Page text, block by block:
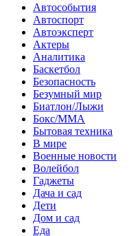
Автособытия
Автоспорт
Автоэксперт
Актеры
Аналитика
Баскетбол
Безопасность
Безумный мир
Биатлон/Лыжи
Бокс/MMA
Бытовая техника
В мире
Военные новости
Волейбол
Гаджеты
Дача и сад
Дети
Дом и сад
Еда